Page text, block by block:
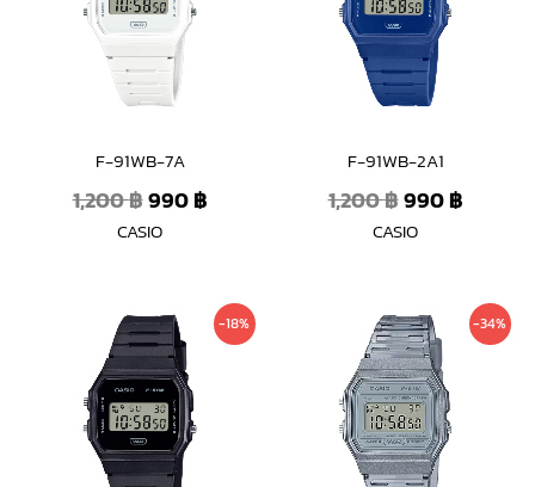
F-91WB-7A
1,200฿990฿
CASIO
F-91WB-2A1
1,200฿990฿
CASIO
-18%
Original
price
was:
1,200 ฿.
Current
price
-34%
Original
price
was:
1,200 ฿.
price